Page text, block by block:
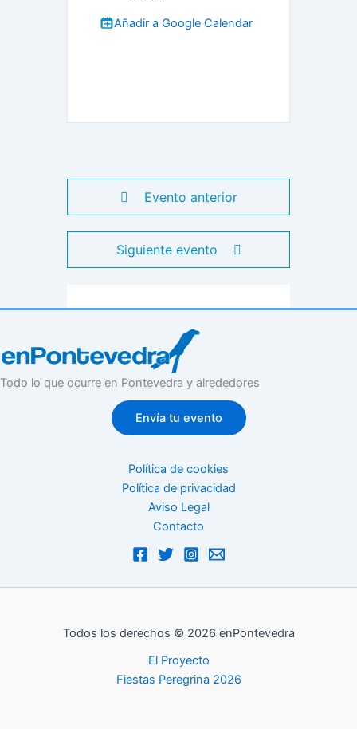
Añadir a Google Calendar
Evento anterior
Siguiente evento
Todo lo que ocurre en Pontevedra y alrededores
Envía tu evento
Política de cookies
Política de privacidad
Aviso Legal
Contacto
Todos los derechos © 2026 enPontevedra
El Proyecto
Fiestas Peregrina 2026